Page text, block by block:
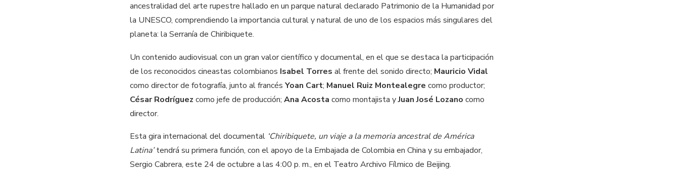
ancestralidad del arte rupestre hallado en un parque natural declarado Patrimonio de la Humanidad por
la UNESCO, comprendiendo la importancia cultural y natural de uno de los espacios más singulares del
planeta: la Serranía de Chiribiquete.
Un contenido audiovisual con un gran valor científico y documental, en el que se destaca la participación
de los reconocidos cineastas colombianos Isabel Torres al frente del sonido directo; Mauricio Vidal
como director de fotografía, junto al francésYoan Cart; Manuel Ruiz Montealegre como productor;
César Rodríguez como jefe de producción;Ana Acosta como montajista yJuan José Lozano como
director.
Esta gira internacional del documental ‘Chiribiquete, un viaje a la memoria ancestral de América
Latina’tendrá su primera función, con el apoyo de la Embajada de Colombia en China y su embajador,
Sergio Cabrera, este 24 de octubre a las 4:00 p. m., en el Teatro Archivo Fílmico de Beijing.